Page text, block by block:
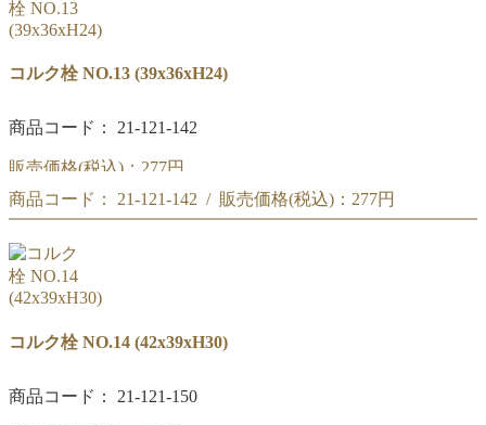
コルク栓 NO.13 (39x36xH24)
商品コード： 21-121-142
販売価格(税込)： 277円
コルク栓 NO.13
商品コード： 21-121-142 / 販売価格(税込)： 277円
コルク栓 NO.13
(39x36xH24)
コルク栓 NO.14 (42x39xH30)
商品コード： 21-121-150